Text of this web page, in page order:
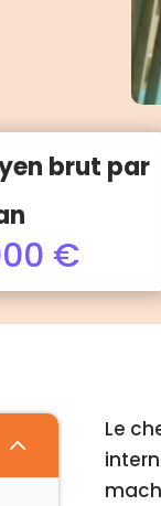
brut par
€
2
Le